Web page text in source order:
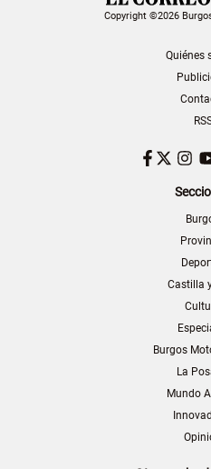
Copyright ©2026
Quiénes
Castilla
Burgos
La
Mundo